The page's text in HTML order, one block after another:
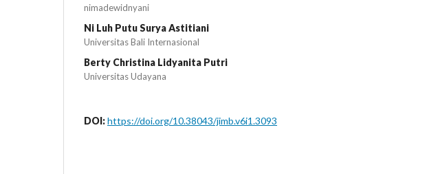
nimadewidnyani
Ni Luh Putu Surya Astitiani
Universitas Bali Internasional
Berty Christina Lidyanita Putri
Universitas Udayana
DOI:https://doi.org/10.38043/jimb.v6i1.3093